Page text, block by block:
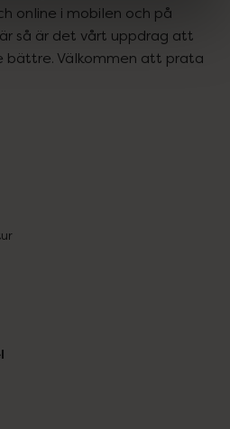
online i mobilen och på
så är det vårt uppdrag att
bättre. Välkommen att prata